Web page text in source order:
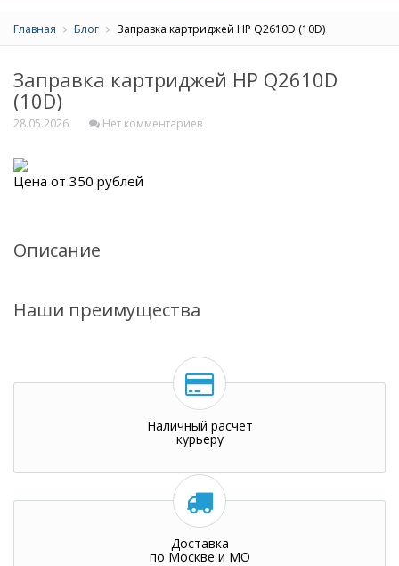
Главная Блог Заправка картриджей HP Q2610D (10D)
Заправка картриджей HP Q2610D
(10D)
28.05.2026 Нет комментариев
Цена от 350 рублей
Описание
Наши преимущества
Наличный расчет
курьеру
Доставка
по Москве и МО